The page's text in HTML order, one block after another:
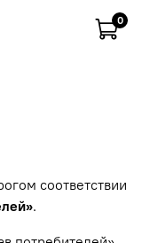
0
соответствии
.